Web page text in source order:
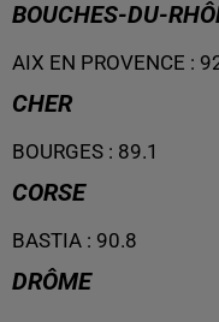
BOUCHES-DU-
AIX EN PROVENCE :
CHER
BOURGES : 89.1
CORSE
BASTIA : 90.8
DRÔME